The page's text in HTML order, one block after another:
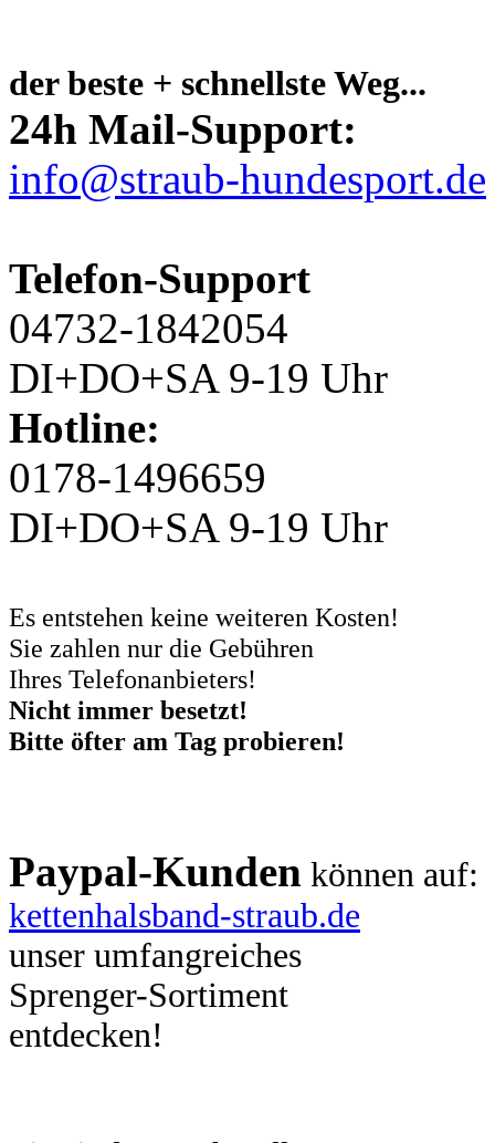
der beste + schnellste Weg...
24h Mail-Support:
info@straub-hundesport.de
Telefon-Support
04732-1842054
DI+DO+SA 9-19 Uhr
Hotline:
0178-1496659
DI+DO+SA 9-19 Uhr
Es entstehen keine weiteren Kosten!
Sie zahlen nur die Gebühren
Ihres Telefonanbieters!
Nicht immer besetzt!
Bitte öfter am Tag probieren!
Paypal-Kunden können auf:
kettenhalsband-straub.de
unser umfangreiches
Sprenger-Sortiment
entdecken!